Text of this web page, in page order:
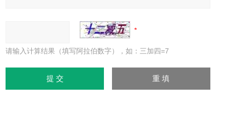
请输入计算结果（填写阿拉伯数字），如：三加四=7